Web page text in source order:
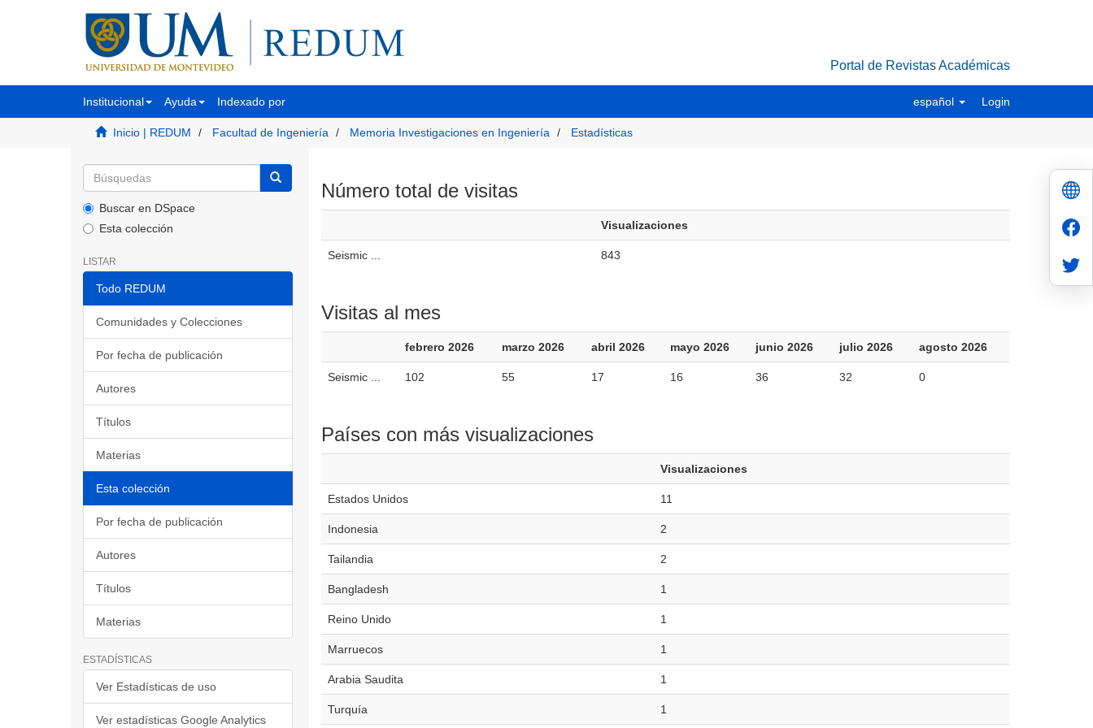
Portal de Revistas Académicas
Institucional Ayuda Indexado por español Login
Inicio | REDUM Facultad de Ingeniería Memoria Investigaciones en Ingeniería Estadísticas
Buscar en DSpace
Esta colección
LISTAR
Todo REDUM
Comunidades y Colecciones
Por fecha de publicación
Autores
Títulos
Materias
Esta colección
Por fecha de publicación
Autores
Títulos
Materias
ESTADÍSTICAS
Ver Estadísticas de uso
Ver estadísticas Google Analytics
Número total de visitas
Visualizaciones
Seismic ... 843
Visitas al mes
febrero 2026 marzo 2026 abril 2026 mayo 2026 junio 2026 julio 2026 agosto 2026
Seismic ... 102 55 17 16 36 32 0
Países con más visualizaciones
Visualizaciones
Estados Unidos 11
Indonesia 2
Tailandia 2
Bangladesh 1
Reino Unido 1
Marruecos 1
Arabia Saudita 1
Turquía 1